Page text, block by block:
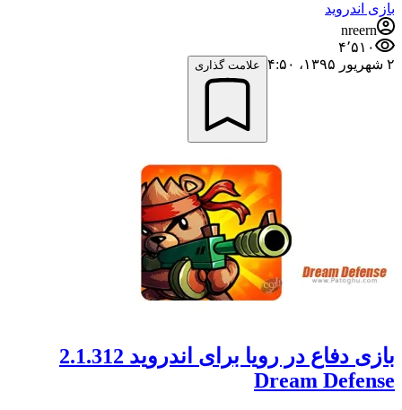
بازی اندروید
nreern
۴٬۵۱۰
۲ شهریور ۱۳۹۵،‏ ۴:۵۰
علامت گذاری
بازی دفاع در رویا برای اندروید 2.1.312
Dream Defense